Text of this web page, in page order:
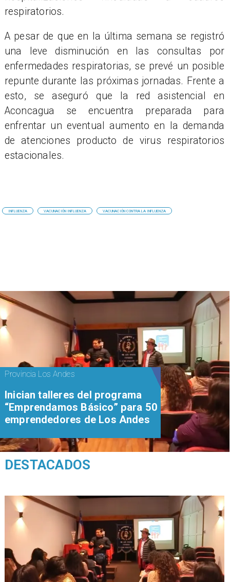
respiratorios.
A pesar de que en la última semana se registró
una leve disminución en las consultas por
enfermedades respiratorias, se prevé un posible
repunte durante las próximas jornadas. Frente a
esto, se aseguró que la red asistencial en
Aconcagua se encuentra preparada para
enfrentar un eventual aumento en la demanda
de atenciones producto de virus respiratorios
estacionales.
INFLUENZA VACUNACIÓN INFLUENZA VACUNACIÓN CONTRA LA INFLUENZA
Provincia Los Andes
Inician talleres del programa
“Emprendamos Básico” para 50
emprendedores de Los Andes
DESTACADOS